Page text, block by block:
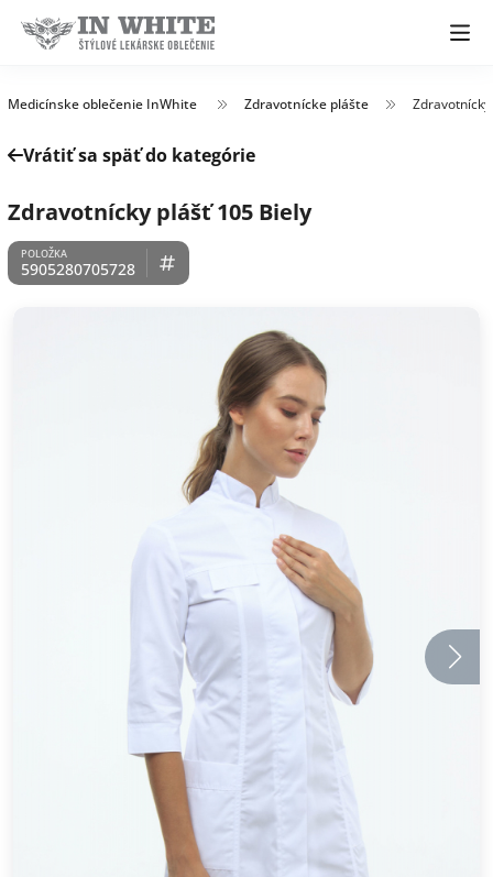
Medicínske oblečenie InWhite Zdravotnícke plášte
Vrátiť sa späť do kategórie
Zdravotnícky plášť 105 Biely
5905280705728